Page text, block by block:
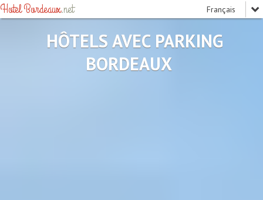
Hotel Bordeaux.net
HÔTELS AVEC PARKING
BORDEAUX